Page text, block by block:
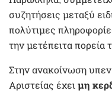
συζητήσεις μεταξύ
πολύτιμες
την μετέπειτα πορεία
Στην ανακοίνωση
Αριστείας έχει μη